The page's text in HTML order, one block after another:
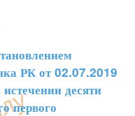
РК от 02.07.2019
десяти
первого